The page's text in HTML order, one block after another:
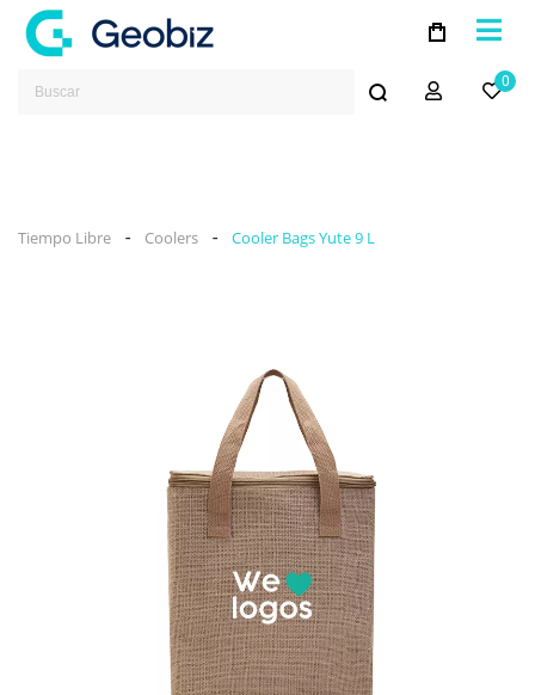
0
Tiempo Libre - Coolers - Cooler Bags Yute 9 L